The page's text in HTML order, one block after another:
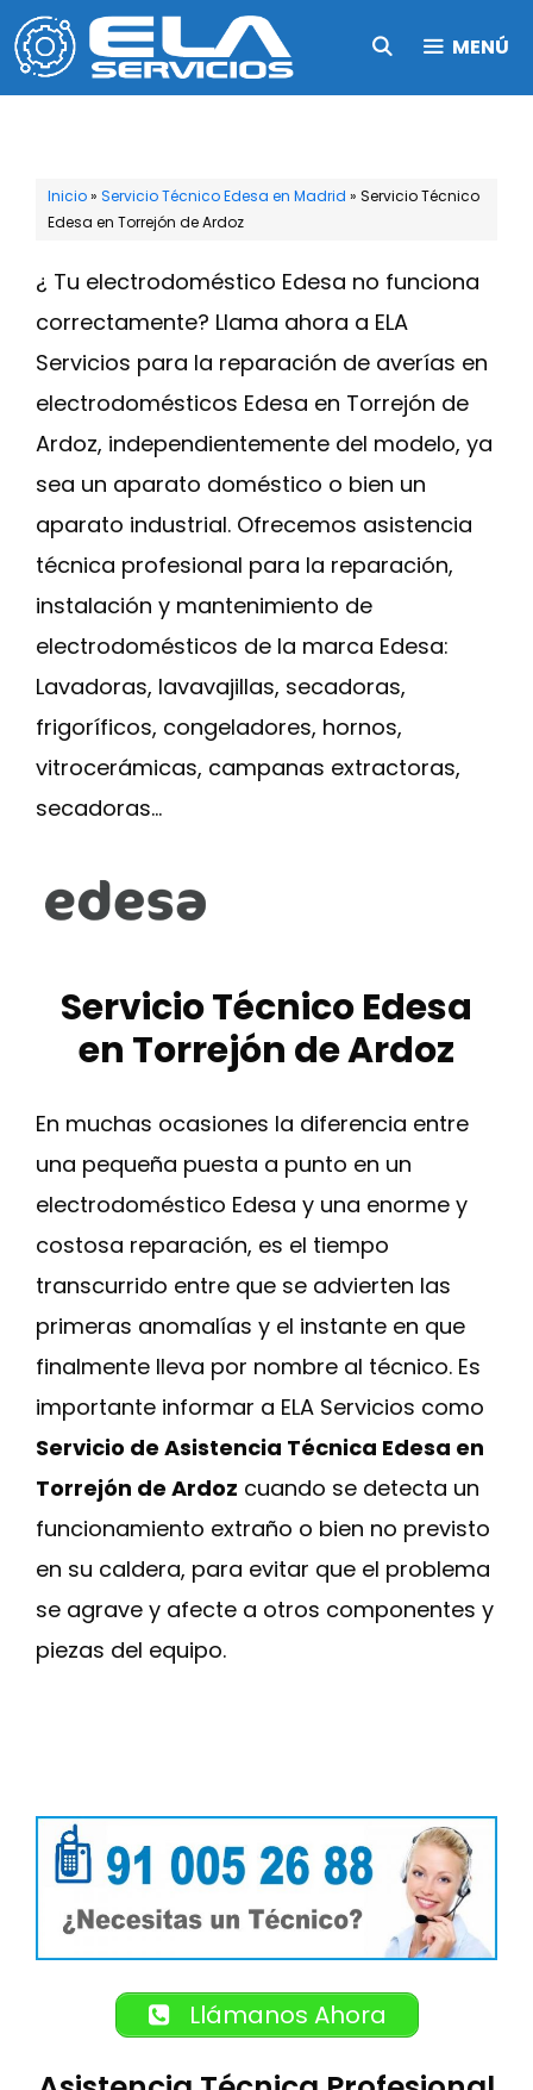
Saltar
al
contenido
MENÚ
Inicio» Servicio Técnico Edesa en Madrid » Servicio Técnico
Edesa en Torrejón de Ardoz
¿ Tu electrodoméstico Edesa no funciona
correctamente? Llama ahora a ELA
Servicios para la reparación de averías en
electrodomésticos Edesa en Torrejón de
Ardoz, independientemente del modelo, ya
sea un aparato doméstico o bien un
aparato industrial. Ofrecemos asistencia
técnica profesional para la reparación,
instalación y mantenimiento de
electrodomésticos de la marca Edesa:
Lavadoras, lavavajillas, secadoras,
frigoríficos, congeladores, hornos,
vitrocerámicas, campanas extractoras,
secadoras…
Servicio Técnico Edesa
en Torrejón de Ardoz
En muchas ocasiones la diferencia entre
una pequeña puesta a punto en un
electrodoméstico Edesa y una enorme y
costosa reparación, es el tiempo
transcurrido entre que se advierten las
primeras anomalías y el instante en que
finalmente lleva por nombre al técnico. Es
importante informar a ELA Servicios como
Servicio de Asistencia Técnica Edesa en
Torrejón de Ardoz cuando se detecta un
funcionamiento extraño o bien no previsto
en su caldera, para evitar que el problema
se agrave y afecte a otros componentes y
piezas del equipo.
Llámanos Ahora